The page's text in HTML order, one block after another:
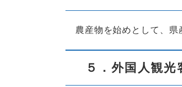
農産物を始めとして、県
５．外国人観光